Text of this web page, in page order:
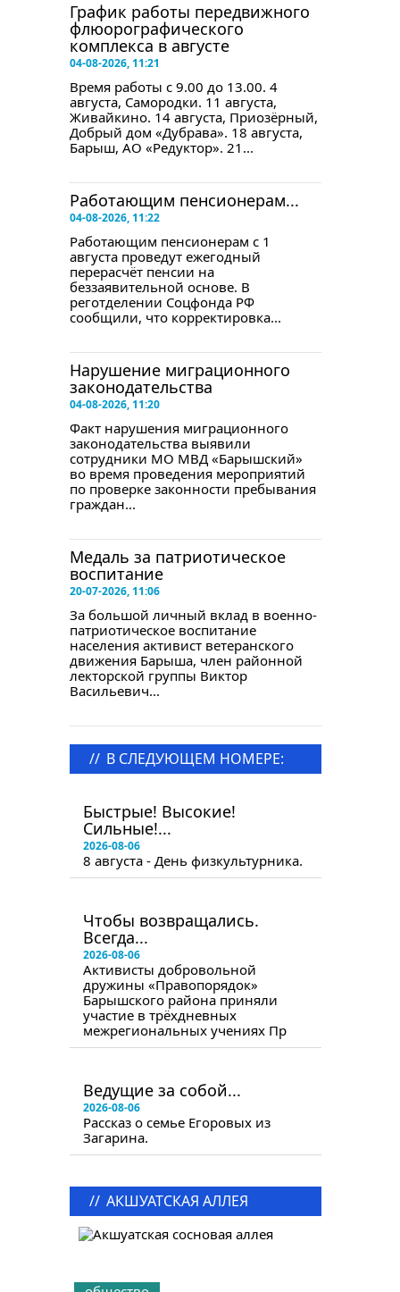
График работы передвижного
флюорографического
комплекса в августе
04-08-2026, 11:21
Время работы с 9.00 до 13.00. 4
августа, Самородки. 11 августа,
Живайкино. 14 августа, Приозёрный,
Добрый дом «Дубрава». 18 августа,
Барыш, АО «Редуктор». 21...
Работающим пенсионерам...
04-08-2026, 11:22
Работающим пенсионерам с 1
августа проведут ежегодный
перерасчёт пенсии на
беззаявительной основе. В
реготделении Соцфонда РФ
сообщили, что корректировка...
Нарушение миграционного
законодательства
04-08-2026, 11:20
Факт нарушения миграционного
законодательства выявили
сотрудники МО МВД «Барышский»
во время проведения мероприятий
по проверке законности пребывания
граждан...
Медаль за патриотическое
воспитание
20-07-2026, 11:06
За большой личный вклад в военно-
патриотическое воспитание
населения активист ветеранского
движения Барыша, член районной
лекторской группы Виктор
Васильевич...
// В СЛЕДУЮЩЕМ НОМЕРЕ:
Быстрые! Высокие!
Сильные!...
2026-08-06
8 августа - День физкультурника.
Чтобы возвращались.
Всегда...
2026-08-06
Активисты добровольной
дружины «Правопорядок»
Барышского района приняли
участие в трёхдневных
межрегиональных учениях Пр
Ведущие за собой...
2026-08-06
Рассказ о семье Егоровых из
Загарина.
// АКШУАТСКАЯ АЛЛЕЯ